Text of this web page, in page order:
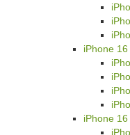
iPhone 16
iPhone